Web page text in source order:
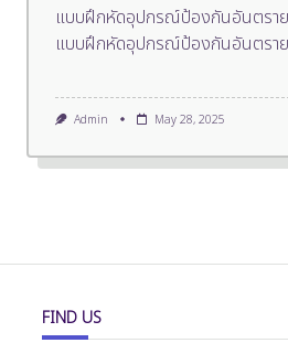
แบบฝึกหัดอุปกรณ์ป้องกันอันตราย
แบบฝึกหัดอุปกรณ์ป้องกันอันตราย
Admin May 28, 2025
FIND US